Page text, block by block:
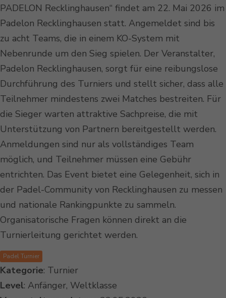
PADELON Recklinghausen“ findet am 22. Mai 2026 im
Padelon Recklinghausen statt. Angemeldet sind bis
zu acht Teams, die in einem KO-System mit
Nebenrunde um den Sieg spielen. Der Veranstalter,
Padelon Recklinghausen, sorgt für eine reibungslose
Durchführung des Turniers und stellt sicher, dass alle
Teilnehmer mindestens zwei Matches bestreiten. Für
die Sieger warten attraktive Sachpreise, die mit
Unterstützung von Partnern bereitgestellt werden.
Anmeldungen sind nur als vollständiges Team
möglich, und Teilnehmer müssen eine Gebühr
entrichten. Das Event bietet eine Gelegenheit, sich in
der Padel-Community von Recklinghausen zu messen
und nationale Rankingpunkte zu sammeln.
Organisatorische Fragen können direkt an die
Turnierleitung gerichtet werden.
Padel Turnier
Kategorie: Turnier
Level: Anfänger, Weltklasse